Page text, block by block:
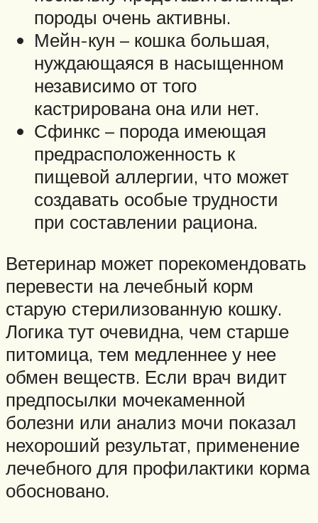
породы очень активны.
Мейн-кун – кошка большая,
нуждающаяся в насыщенном
независимо от того
кастрирована она или нет.
Сфинкс – порода имеющая
предрасположенность к
пищевой аллергии, что может
создавать особые трудности
при составлении рациона.
Ветеринар может порекомендовать
перевести на лечебный корм
старую стерилизованную кошку.
Логика тут очевидна, чем старше
питомица, тем медленнее у нее
обмен веществ. Если врач видит
предпосылки мочекаменной
болезни или анализ мочи показал
нехороший результат, применение
лечебного для профилактики корма
обосновано.